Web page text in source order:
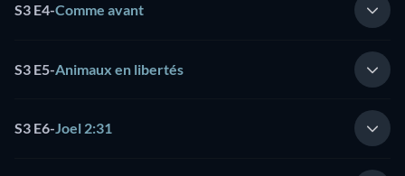
S3 E4-Comme avant
S3 E5-Animaux en libertés
S3 E6-Joel 2:31